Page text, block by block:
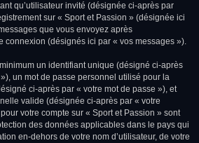
qu’utilisateur invité (désignée ci-après par
sur « Sport et Passion » (désignée ici
que vous envoyez après
connexion (désignés ici par « vos messages »).
un identifiant unique (désigné ci-après
un mot de passe personnel utilisé pour la
ci-après par « votre mot de passe »), et
valide (désignée ci-après par « votre
votre compte sur « Sport et Passion » sont
des données applicables dans le pays qui
en-dehors de votre nom d’utilisateur, de votre